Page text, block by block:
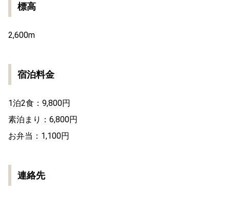
標高
2,600m
宿泊料金
1泊2食：9,800円
素泊まり：6,800円
お弁当：1,100円
連絡先